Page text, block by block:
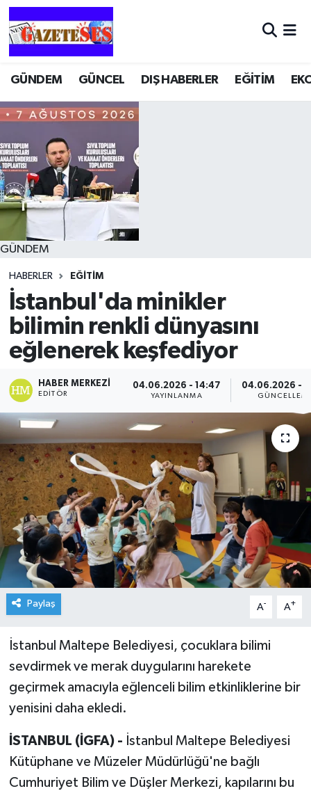
GÜNDEM GÜNCEL DIŞ HABERLER EĞİTİM
GÜNDEM
HABERLER EĞİTİM
İstanbul'da minikler
bilimin renkli dünyasını
eğlenerek keşfediyor
HABER MERKEZI
EDITÖR
04.06.2026 - 14:47
YAYINLANMA
04.06.2026 -
Paylaş A- A+
İstanbul Maltepe Belediyesi, çocuklara bilimi
sevdirmek ve merak duygularını harekete
geçirmek amacıyla eğlenceli bilim etkinliklerine bir
yenisini daha ekledi.
İSTANBUL (İGFA) - İstanbul Maltepe Belediyesi
Kütüphane ve Müzeler Müdürlüğü'ne bağlı
Cumhuriyet Bilim ve Düşler Merkezi, kapılarını bu